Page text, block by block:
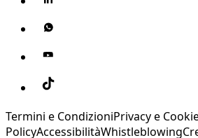
Termini e CondizioniPrivacy e
PolicyAccessibilitàWhistleblowing